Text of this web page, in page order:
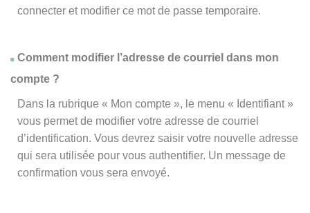
connecter et modifier ce mot de passe temporaire.
Comment modifier l’adresse de courriel dans mon
compte ?
Dans la rubrique « Mon compte », le menu « Identifiant »
vous permet de modifier votre adresse de courriel
d’identification. Vous devrez saisir votre nouvelle adresse
qui sera utilisée pour vous authentifier. Un message de
confirmation vous sera envoyé.